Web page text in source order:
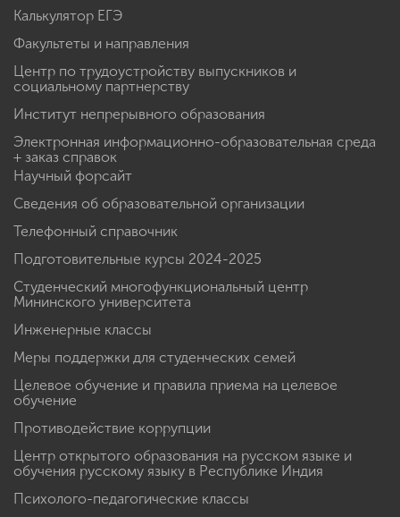
Калькулятор ЕГЭ
Факультеты и направления
Центр по трудоустройству выпускников и
социальному партнерству
Институт непрерывного образования
Электронная информационно-образовательная среда
+ заказ справок
Научный форсайт
Сведения об образовательной организации
Телефонный справочник
Подготовительные курсы 2024-2025
Студенческий многофункциональный центр
Мининского университета
Инженерные классы
Меры поддержки для студенческих семей
Целевое обучение и правила приема на целевое
обучение
Противодействие коррупции
Центр открытого образования на русском языке и
обучения русскому языку в Республике Индия
Психолого-педагогические классы